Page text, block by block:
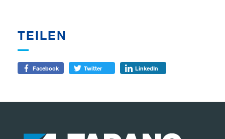
TEILEN
Facebook Twitter LinkedIn